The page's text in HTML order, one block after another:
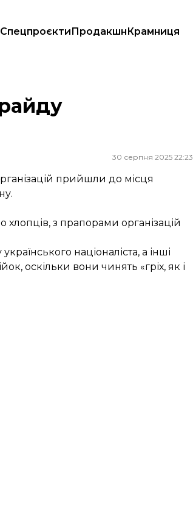
СпецпроєктиПродакшнКрамниця
30 серпня 2025 22:23
прийшли до місця
з прапорами організацій
націоналіста, а інші
оскільки вони чинять «гріх, як і